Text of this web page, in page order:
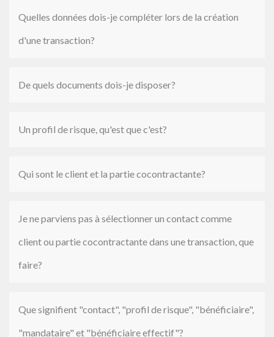
Quelles données dois-je compléter lors de la création
d'une transaction?
De quels documents dois-je disposer?
Un profil de risque, qu'est que c'est?
Qui sont le client et la partie cocontractante?
Je ne parviens pas à sélectionner un contact comme
client ou partie cocontractante dans une transaction, que
faire?
Que signifient "contact", "profil de risque", "bénéficiaire",
"mandataire" et "bénéficiaire effectif"?